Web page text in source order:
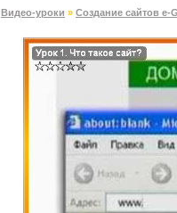
Видео-уроки » Создание сайтов e-